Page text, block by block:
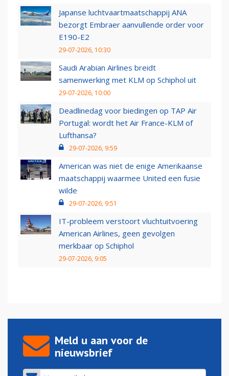
Japanse luchtvaartmaatschappij ANA
bezorgt Embraer aanvullende order voor
E190-E2
29-07-2026, 10:30
Saudi Arabian Airlines breidt
samenwerking met KLM op Schiphol uit
29-07-2026, 10:00
Deadlinedag voor biedingen op TAP Air
Portugal: wordt het Air France-KLM of
Lufthansa?
29-07-2026, 9:59
American was niet de enige Amerikaanse
maatschappij waarmee United een fusie
wilde
29-07-2026, 9:51
IT-probleem verstoort vluchtuitvoering
American Airlines, geen gevolgen
merkbaar op Schiphol
29-07-2026, 9:05
Meld u aan voor de
nieuwsbrief